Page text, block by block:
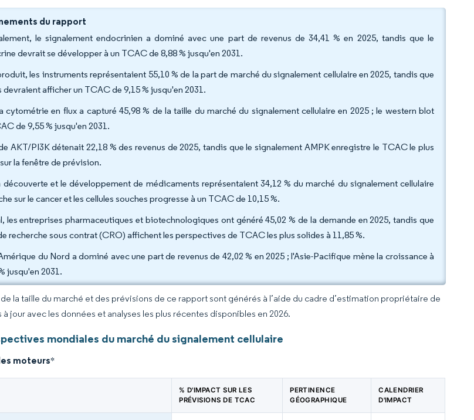
du rapport
le signalement endocrinien a dominé avec une part de revenus de 34,41 % en 2025, tandis que le
devrait se développer à un TCAC de 8,88 % jusqu'en 2031.
les instruments représentaient 55,10 % de la part de marché du signalement cellulaire en 2025, tandis que
afficher un TCAC de 9,15 % jusqu'en 2031.
cytométrie en flux a capturé 45,98 % de la taille du marché du signalement cellulaire en 2025 ; le western blot
de 9,55 % jusqu'en 2031.
AKT/PI3K détenait 22,18 % des revenus de 2025, tandis que le signalement AMPK enregistre le TCAC le plus
la fenêtre de prévision.
et le développement de médicaments représentaient 34,12 % du marché du signalement cellulaire
sur le cancer et les cellules souches progresse à un TCAC de 10,15 %.
les entreprises pharmaceutiques et biotechnologiques ont généré 45,02 % de la demande en 2025, tandis que
recherche sous contrat (CRO) affichent les perspectives de TCAC les plus solides à 11,85 %.
du Nord a dominé avec une part de revenus de 42,02 % en 2025 ; l'Asie-Pacifique mène la croissance à
jusqu'en 2031.
la taille du marché et des prévisions de ce rapport sont générés à l’aide du cadre d’estimation propriétaire de
jour avec les données et analyses les plus récentes disponibles en 2026.
mondiales du marché du signalement cellulaire
moteurs*
% D'IMPACT SUR LES
PRÉVISIONS DE TCAC
PERTINENCE
GÉOGRAPHIQUE
CALENDRIER
D'IMPACT